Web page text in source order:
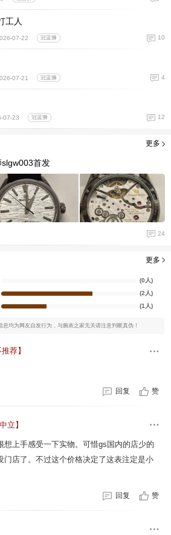
工人
07-22 冠蓝狮 10
07-21 冠蓝狮 4
07-23 冠蓝狮 12
更多
首发
24
更多
(0人)
(2人)
(1人)
均为网友自发行为，与腕表之家无关请注意判断真伪！
推荐】
回复 赞
中立】
想上手感受一下实物。可惜gs国内的店少的
门店了。不过这个价格决定了这表注定是小
回复 赞